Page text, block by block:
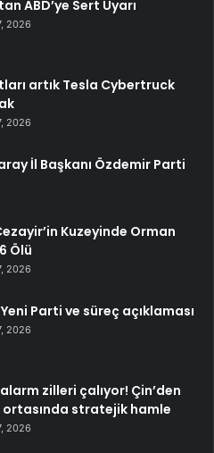
ABD’ye Sert Uyarı
2026
artık Tesla Cybertruck
2026
İl Başkanı Özdemir Parti
Kuzeyinde Orman
Ölü
2026
Yeni Parti ve süreç açıklaması
2026
zilleri çalıyor! Çin’den
ortasında stratejik hamle
2026